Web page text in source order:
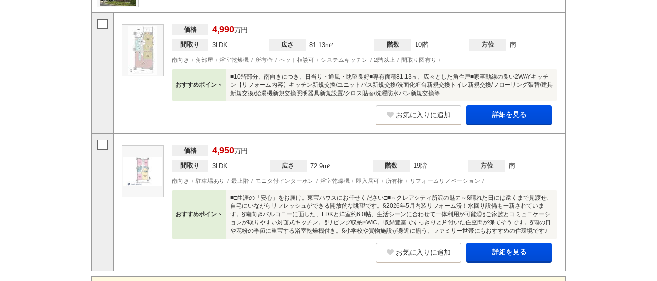
価格 4,990万円
間取り 3LDK 広さ 81.13m2 階数 10階 方位 南
南向き 角部屋 浴室乾燥機 所有権 ペット相談可 システムキッチン 2階以上 間取り図有り
おすすめポイント
■10階部分、南向きにつき、日当り・通風・眺望良好■専有面積81.13㎡、広々とした角住戸■家事動線の良い2WAYキッチ
ン【リフォーム内容】キッチン新規交換/ユニットバス新規交換/洗面化粧台新規交換トイレ新規交換/フローリング張替/建具
新規交換/給湯機新規交換照明器具新規設置/クロス貼替/洗濯防水パン新規交換等
お気に入りに追加 詳細を見る
価格 4,950万円
間取り 3LDK 広さ 72.9m2 階数 19階 方位 南
南向き 駐車場あり 最上階 モニタ付インターホン 浴室乾燥機 即入居可 所有権 リフォームリノベーション
おすすめポイント
■□生涯の「安心」をお届け。東宝ハウスにお任せください□■～クレアシティ所沢の魅力～§晴れた日には遠くまで見渡せ、
自宅にいながらリフレッシュができる開放的な眺望です。§2026年5月内装リフォーム済！水回り設備も一新されていま
す。§南向きバルコニーに面した、LDKと洋室約6.0帖。生活シーンに合わせて一体利用が可能◎§ご家族とコミュニケーシ
ョンが取りやすい対面式キッチン。§リビング収納×WIC。収納豊富ですっきりと片付いた住空間が保てそうです。§雨の日
や花粉の季節に重宝する浴室乾燥機付き。§小学校や買物施設が身近に揃う、ファミリー世帯にもおすすめの住環境です♪
お気に入りに追加 詳細を見る